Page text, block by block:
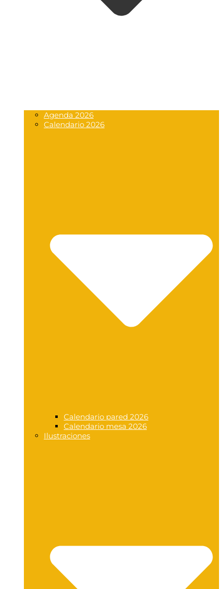
Agenda 2026
Calendario 2026
Calendario pared 2026
Calendario mesa 2026
Ilustraciones